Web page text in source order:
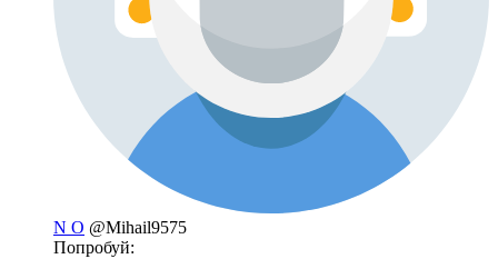
N O @Mihail9575
Попробуй: